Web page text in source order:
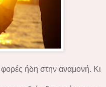
φορές ήδη στην αναμονή. Κι